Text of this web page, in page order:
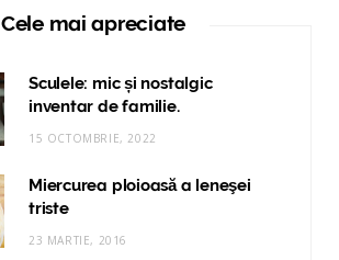
Cele mai apreciate
Sculele: mic și nostalgic
inventar de familie.
15 OCTOMBRIE, 2022
Miercurea ploioasă a leneşei
triste
23 MARTIE, 2016